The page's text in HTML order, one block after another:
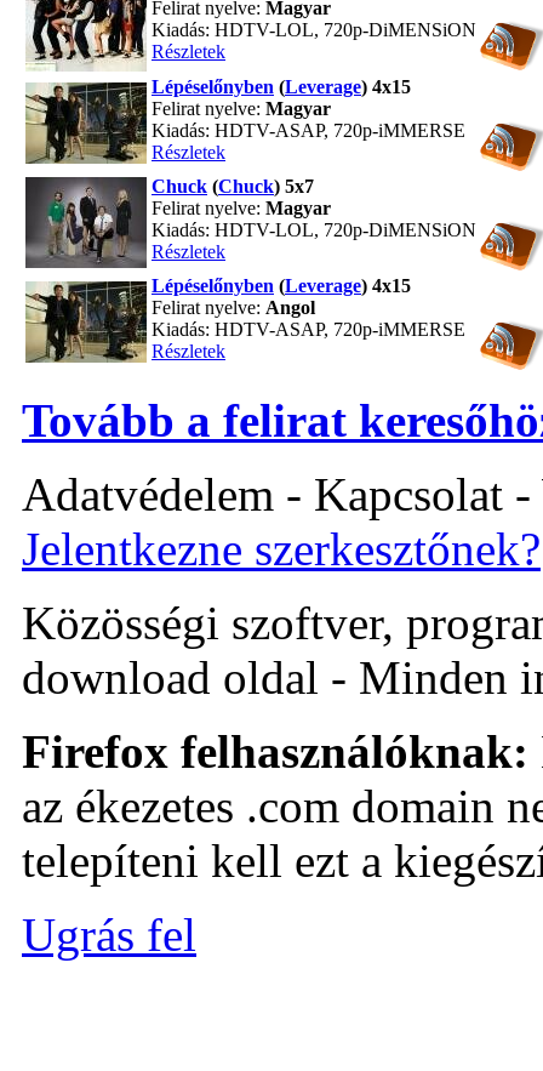
Felirat nyelve: Magyar
Kiadás: HDTV-LOL, 720p-DiMENSiON
Részletek
Lépéselőnyben (Leverage) 4x15
Felirat nyelve: Magyar
Kiadás: HDTV-ASAP, 720p-iMMERSE
Részletek
Chuck (Chuck) 5x7
Felirat nyelve: Magyar
Kiadás: HDTV-LOL, 720p-DiMENSiON
Részletek
Lépéselőnyben (Leverage) 4x15
Felirat nyelve: Angol
Kiadás: HDTV-ASAP, 720p-iMMERSE
Részletek
Tovább a felirat
Adatvédelem - Kapcsolat
Jelentkezne szerkesztőnek?
Közösségi szoftver,
download oldal - Minden
Firefox felhasználóknak:
az ékezetes .com domain
telepíteni kell ezt a
Ugrás fel